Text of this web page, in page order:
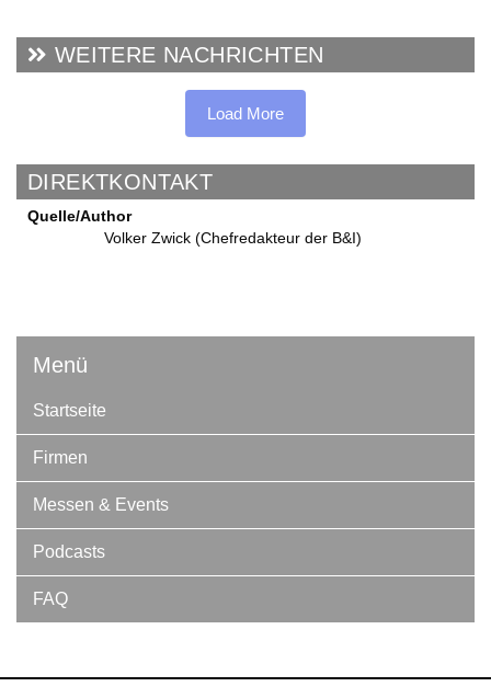
WEITERE NACHRICHTEN
Load More
DIREKTKONTAKT
Quelle/Author
Volker Zwick (Chefredakteur der B&I)
Menü
Startseite
Firmen
Messen & Events
Podcasts
FAQ